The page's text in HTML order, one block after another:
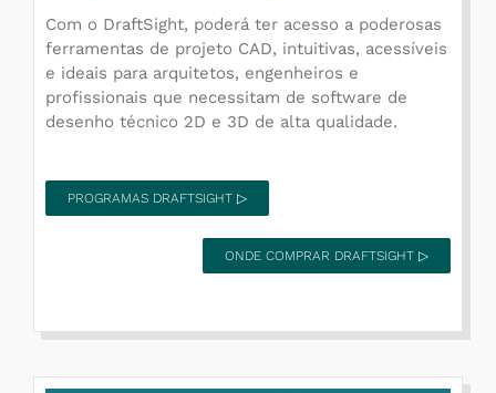
Com o DraftSight, poderá ter acesso a poderosas
ferramentas de projeto CAD, intuitivas, acessíveis
e ideais para arquitetos, engenheiros e
profissionais que necessitam de software de
desenho técnico 2D e 3D de alta qualidade.
PROGRAMAS DRAFTSIGHT ▷
ONDE COMPRAR DRAFTSIGHT ▷